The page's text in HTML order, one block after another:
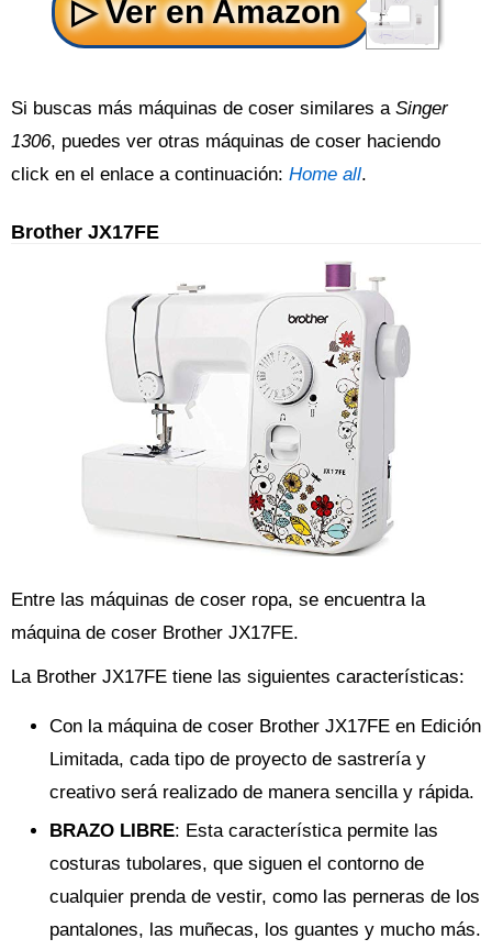
Si buscas más máquinas de coser similares a Singer
1306, puedes ver otras máquinas de coser haciendo
click en el enlace a continuación: Home all.
Brother JX17FE
Entre las máquinas de coser ropa, se encuentra la
máquina de coser Brother JX17FE.
La Brother JX17FE tiene las siguientes características:
Con la máquina de coser Brother JX17FE en Edición
Limitada, cada tipo de proyecto de sastrería y
creativo será realizado de manera sencilla y rápida.
BRAZO LIBRE: Esta característica permite las
costuras tubolares, que siguen el contorno de
cualquier prenda de vestir, como las perneras de los
pantalones, las muñecas, los guantes y mucho más.